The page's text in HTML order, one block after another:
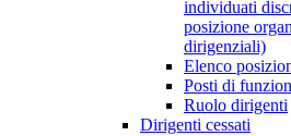
individuati
posizione
dirigenziali)
Elenco
Posti di
Ruolo dirigenti
Dirigenti cessati